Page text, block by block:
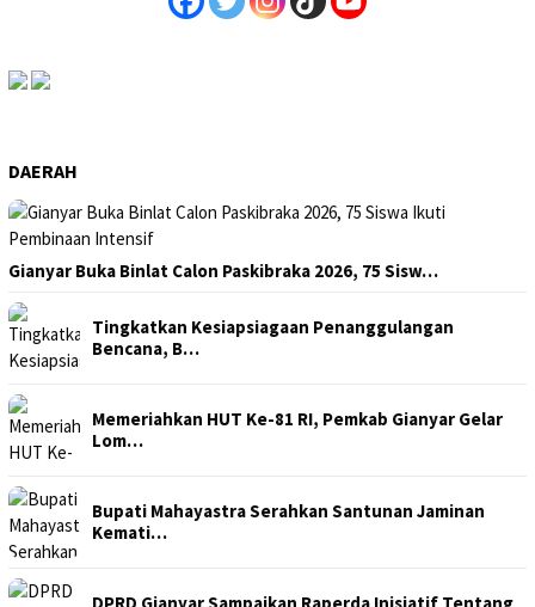
DAERAH
Gianyar Buka Binlat Calon Paskibraka 2026, 75 Sisw…
Tingkatkan Kesiapsiagaan Penanggulangan
Bencana, B…
Memeriahkan HUT Ke-81 RI, Pemkab Gianyar Gelar
Lom…
Bupati Mahayastra Serahkan Santunan Jaminan
Kemati…